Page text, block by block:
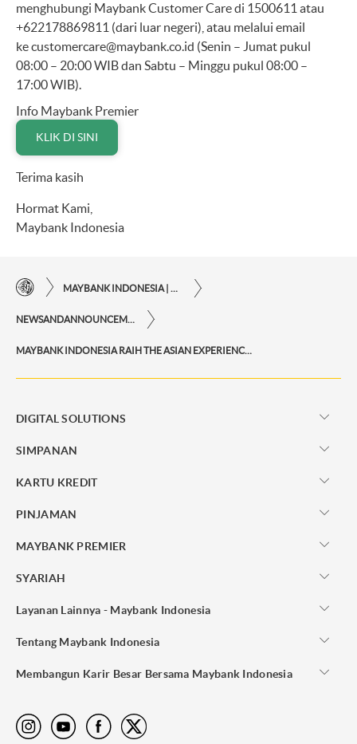
menghubungi Maybank Customer Care di 1500611 atau
+622178869811 (dari luar negeri), atau melalui email
kecustomercare@maybank.co.id (Senin – Jumat pukul
08:00 – 20:00 WIB dan Sabtu – Minggu pukul 08:00 –
17:00 WIB).
Info Maybank Premier
KLIK DI SINI
Terima kasih
Hormat Kami,
Maybank Indonesia
DIGITAL SOLUTIONS
SIMPANAN
KARTU KREDIT
PINJAMAN
MAYBANK PREMIER
SYARIAH
Layanan Lainnya - Maybank Indonesia
Tentang Maybank Indonesia
Membangun Karir Besar Bersama Maybank Indonesia